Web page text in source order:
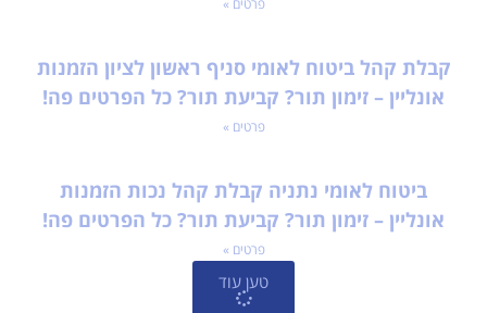
פרטים »
קבלת קהל ביטוח לאומי סניף ראשון לציון הזמנות
אונליין – זימון תור? קביעת תור? כל הפרטים פה!
פרטים »
ביטוח לאומי נתניה קבלת קהל נכות הזמנות
אונליין – זימון תור? קביעת תור? כל הפרטים פה!
פרטים »
טען עוד